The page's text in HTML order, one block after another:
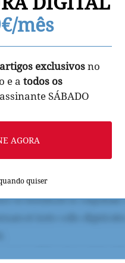
mês
exclusivosno
e a todos os
SÁBADO
AGORA
quiser